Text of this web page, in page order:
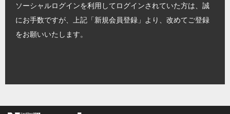
ソーシャルログインを利用してログインされていた方は、誠
にお手数ですが、上記「新規会員登録」より、改めてご登録
をお願いいたします。